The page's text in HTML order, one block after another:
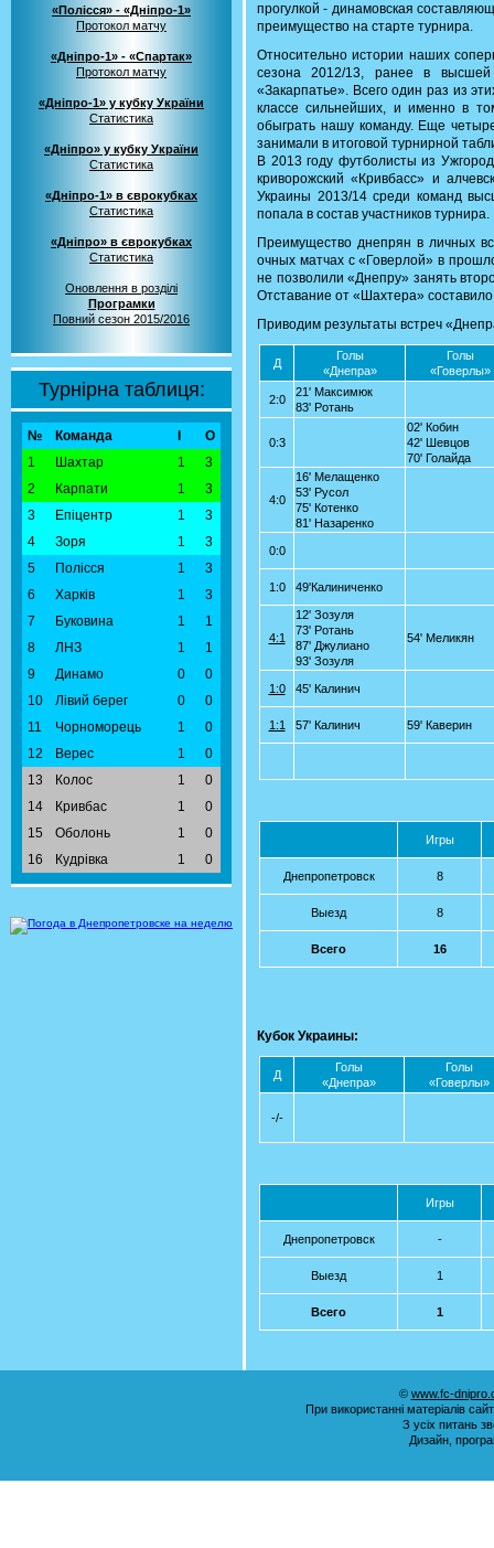
«Полісся» - «Дніпро-1»
Протокол матчу
«Дніпро-1» - «Спартак»
Протокол матчу
«Дніпро-1» у кубку України
Статистика
«Дніпро» у кубку України
Статистика
«Дніпро-1» в єврокубках
Статистика
«Дніпро» в єврокубках
Статистика
Оновлення в розділі
Програмки
Повний сезон 2015/2016
Турнірна таблиця:
№ Команда
О
1
Шахтар 1
3
2
Карпати 1
3
3
Епіцентр 1
3
4
Зоря 1
3
5
Полісся 1
3
6
Харків 1
3
7
Буковина 1
1
8
ЛНЗ 1
1
9
Динамо 0
0
10
Лівий берег 0
0
11
Чорноморець 1
0
12
Верес 1
0
13
Колос 1
0
14
Кривбас 1
0
15
Оболонь 1
0
16
Кудрівка 1 0
прогулкой - динамовская
преимущество на старте турнира.
Относительно истории наших
сезона 2012/13, ранее в
«Закарпатье». Всего один раз из
классе сильнейших, и именно в
обыграть нашу команду. Еще
занимали в итоговой турнирной
В 2013 году футболисты из
криворожский «Кривбасс» и
Украины 2013/14 среди команд
попала в состав участников турнира.
Преимущество днепрян в личных
очных матчах с «Говерлой» в
не позволили «Днепру» занять
Отставание от «Шахтера»
Приводим результаты встреч
Д
Голы
«Днепра»
Голы
«Говерлы»
2:0
21' Максимюк
83' Ротань
0:3
02' Кобин
42' Шевцов
70' Голайда
4:0
16' Мелащенко
53' Русол
75' Котенко
81' Назаренко
0:0
1:0 49'Калиниченко
4:1
12' Зозуля
73' Ротань
87' Джулиано
93' Зозуля
54' Меликян
1:0 45' Калинич
1:1 57' Калинич 59' Каверин
Игры
Днепропетровск 8
Выезд 8
Всего 16
Кубок Украины:
Д
Голы
«Днепра»
Голы
«Говерлы»
-/-
Игры
Днепропетровск -
Выезд 1
Всего 1
© www.fc-
При використанні матеріалів
З усіх питань
Дизайн,